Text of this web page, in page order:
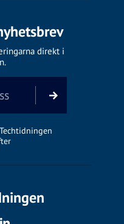
direkt i